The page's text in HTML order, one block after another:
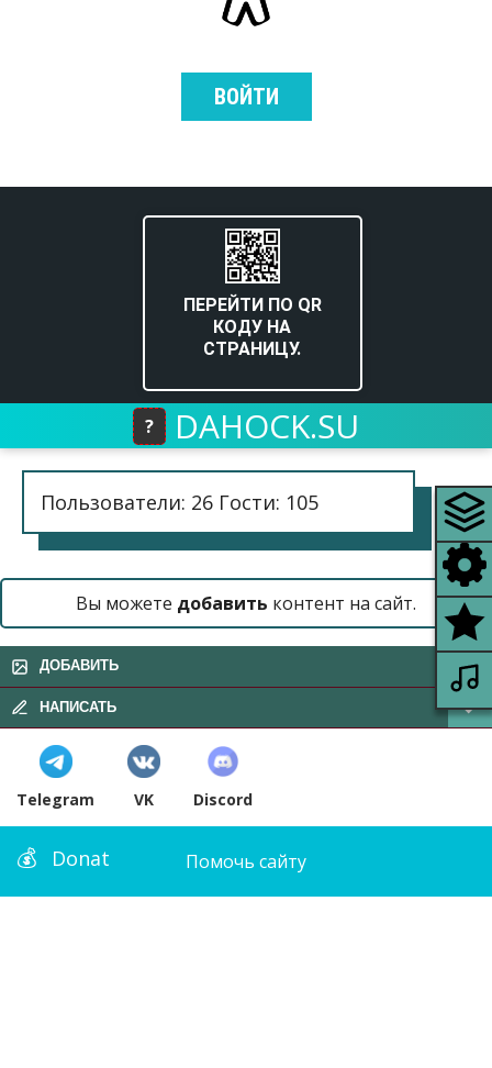
ВОЙТИ
ПЕРЕЙТИ ПО QR
КОДУ НА
СТРАНИЦУ.
? DAHOCK.SU
Пользователи: 26 Гости: 105
Вы можете добавить контент на сайт.
ДОБАВИТЬ
НАПИСАТЬ
Telegram VK Discord
Donat